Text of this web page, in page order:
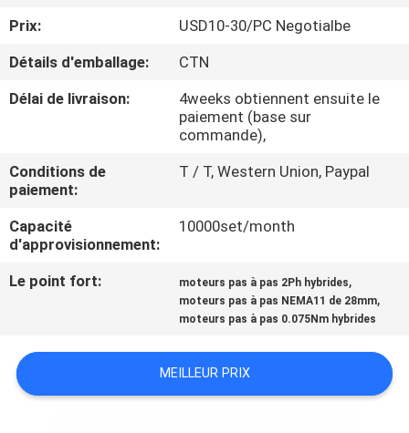
VISITE
DE
L'USINE
CONTRÔLE
DE
LA
QUALITÉ
NOUVELLES
Prix:
USD10-30/PC Negotialbe
Détails d'emballage:
CTN
Délai de livraison:
4weeks obtiennent ensuite le
paiement (base sur
commande),
Conditions de
paiement:
T / T, Western Union, Paypal
Capacité
d'approvisionnement:
10000set/month
Le point fort: moteurs pas à pas 2Ph hybrides,
moteurs pas à pas NEMA11 de 28mm,
moteurs pas à pas 0.075Nm hybrides
MEILLEUR PRIX